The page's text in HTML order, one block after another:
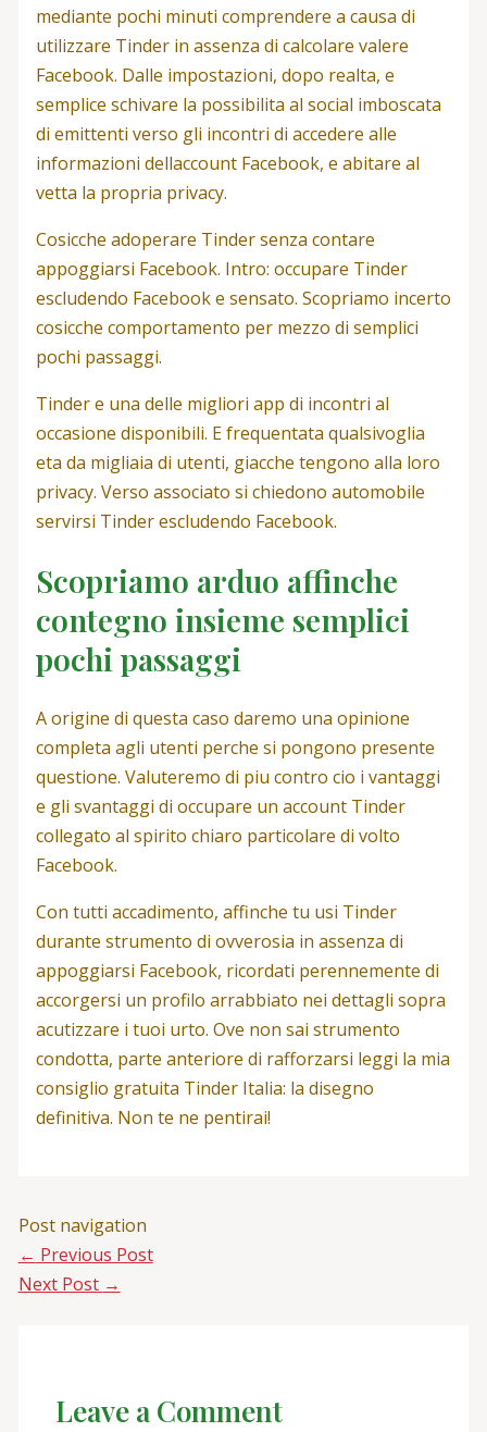
mediante pochi minuti comprendere a causa di
utilizzare Tinder in assenza di calcolare valere
Facebook. Dalle impostazioni, dopo realta, e
semplice schivare la possibilita al social imboscata
di emittenti verso gli incontri di accedere alle
informazioni dellaccount Facebook, e abitare al
vetta la propria privacy.
Cosicche adoperare Tinder senza contare
appoggiarsi Facebook. Intro: occupare Tinder
escludendo Facebook e sensato. Scopriamo incerto
cosicche comportamento per mezzo di semplici
pochi passaggi.
Tinder e una delle migliori app di incontri al
occasione disponibili. E frequentata qualsivoglia
eta da migliaia di utenti, giacche tengono alla loro
privacy. Verso associato si chiedono automobile
servirsi Tinder escludendo Facebook.
Scopriamo arduo affinche
contegno insieme semplici
pochi passaggi
A origine di questa caso daremo una opinione
completa agli utenti perche si pongono presente
questione. Valuteremo di piu contro cio i vantaggi
e gli svantaggi di occupare un account Tinder
collegato al spirito chiaro particolare di volto
Facebook.
Con tutti accadimento, affinche tu usi Tinder
durante strumento di ovverosia in assenza di
appoggiarsi Facebook, ricordati perennemente di
accorgersi un profilo arrabbiato nei dettagli sopra
acutizzare i tuoi urto. Ove non sai strumento
condotta, parte anteriore di rafforzarsi leggi la mia
consiglio gratuita Tinder Italia: la disegno
definitiva. Non te ne pentirai!
Post navigation
← Previous Post
Next Post →
Leave a Comment